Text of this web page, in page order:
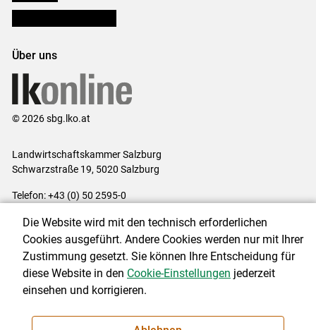
Über uns
© 2026 sbg.lko.at
Landwirtschaftskammer Salzburg
Schwarzstraße 19, 5020 Salzburg
Telefon: +43 (0) 50 2595-0
Impressum|Kontakt|Datenschutzerklärung|Barrierefreiheit|
Cookie-Einstellungen
NEWSLETTER
Die Website wird mit den technisch erforderlichen
Cookies ausgeführt. Andere Cookies werden nur mit Ihrer
Zustimmung gesetzt. Sie können Ihre Entscheidung für
diese Website in den Cookie-Einstellungen jederzeit
einsehen und korrigieren.